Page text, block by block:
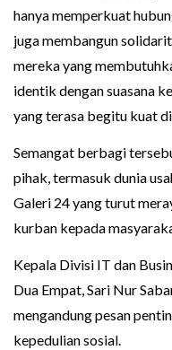
hanya memperkuat
juga membangun
mereka yang
identik dengan suasana
yang terasa begitu kuat
Semangat berbagi
pihak, termasuk dunia
Galeri 24 yang turut
kurban kepada
Kepala Divisi IT dan
Dua Empat, Sari Nur
mengandung pesan
kepedulian sosial.